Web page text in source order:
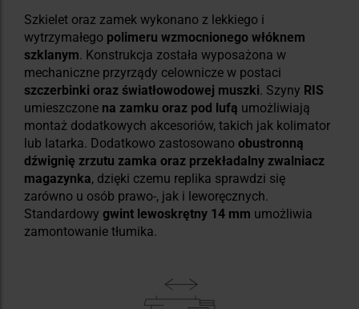
Szkielet oraz zamek wykonano z lekkiego i
wytrzymałego polimeru wzmocnionego włóknem
szklanym. Konstrukcja została wyposażona w
mechaniczne przyrządy celownicze w postaci
szczerbinki oraz światłowodowej muszki. Szyny RIS
umieszczone na zamku oraz pod lufą umożliwiają
montaż dodatkowych akcesoriów, takich jak kolimator
lub latarka. Dodatkowo zastosowano obustronną
dźwignię zrzutu zamka oraz przekładalny zwalniacz
magazynka, dzięki czemu replika sprawdzi się
zarówno u osób prawo-, jak i leworęcznych.
Standardowy gwint lewoskrętny 14 mm umożliwia
zamontowanie tłumika.